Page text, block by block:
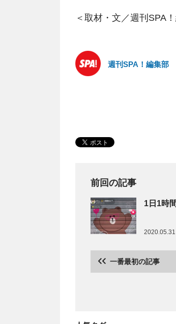
＜取材・文／週刊SPA
週刊SPA！編集部
前回の記事
1日1時
2020.05.31
一番最初の記事